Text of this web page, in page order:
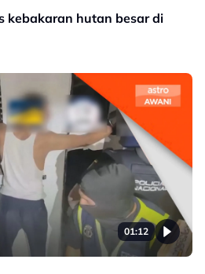
kebakaran hutan besar di
01:12